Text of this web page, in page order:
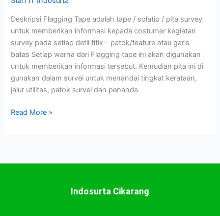
Deskripsi Flagging Tape adalah tape / solatip / pita survey
untuk memberikan informasi kepada costumer kegiatan
survey pada setiap detil titik – patok/feature atau garis
batas Setiap warna dari Flagging tape ini akan digunakan
untuk memberikan informasi tersebut. Kemudian pita ini di
gunakan dalam survei untuk menandai tingkat kerataan,
jalur utilitas, patok survei dan penanda
Read More »
Indosurta Cikarang